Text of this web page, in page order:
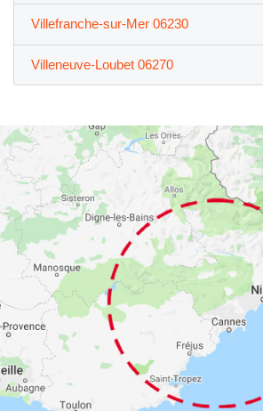
Villefranche-sur-Mer 06230
Villeneuve-Loubet 06270